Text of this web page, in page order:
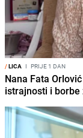
/LICA I PRIJE 1 DAN
Nana Fata
istrajnosti i borbe